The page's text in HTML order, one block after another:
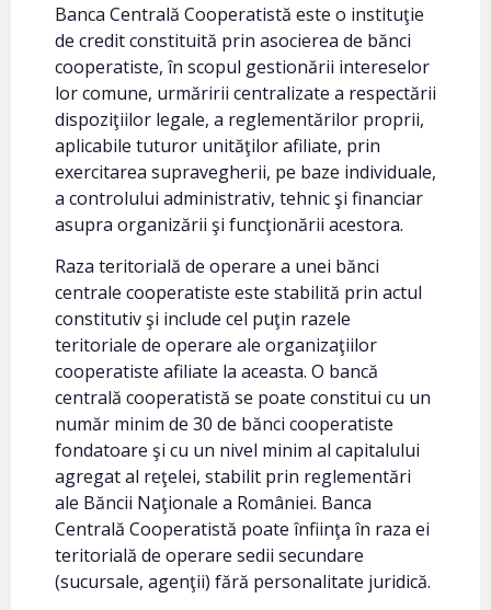
Banca Centrală Cooperatistă este o instituţie
de credit constituită prin asocierea de bănci
cooperatiste, în scopul gestionării intereselor
lor comune, urmăririi centralizate a respectării
dispoziţiilor legale, a reglementărilor proprii,
aplicabile tuturor unităţilor afiliate, prin
exercitarea supravegherii, pe baze individuale,
a controlului administrativ, tehnic şi financiar
asupra organizării şi funcţionării acestora.
Raza teritorială de operare a unei bănci
centrale cooperatiste este stabilită prin actul
constitutiv şi include cel puţin razele
teritoriale de operare ale organizaţiilor
cooperatiste afiliate la aceasta. O bancă
centrală cooperatistă se poate constitui cu un
număr minim de 30 de bănci cooperatiste
fondatoare şi cu un nivel minim al capitalului
agregat al reţelei, stabilit prin reglementări
ale Băncii Naţionale a României. Banca
Centrală Cooperatistă poate înfiinţa în raza ei
teritorială de operare sedii secundare
(sucursale, agenţii) fără personalitate juridică.